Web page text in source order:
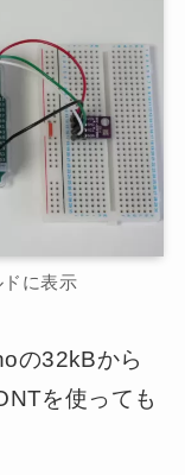
に表示
の32kBから
を使っても